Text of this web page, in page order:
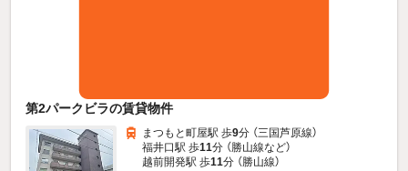
第2パークビラの賃貸物件
まつもと町屋駅 歩9分 （三国芦原線）
福井口駅 歩11分 （勝山線など）
越前開発駅 歩11分 （勝山線）